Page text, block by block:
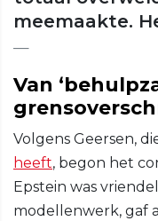
meemaakte.
Van
Volgens Geersen,
heeft, begon het
Epstein was
modellenwerk, gaf